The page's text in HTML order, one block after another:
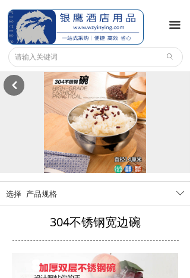
끀
ꄙ
304不锈钢宽边碗
ꄳ
选择 产品规格
낒